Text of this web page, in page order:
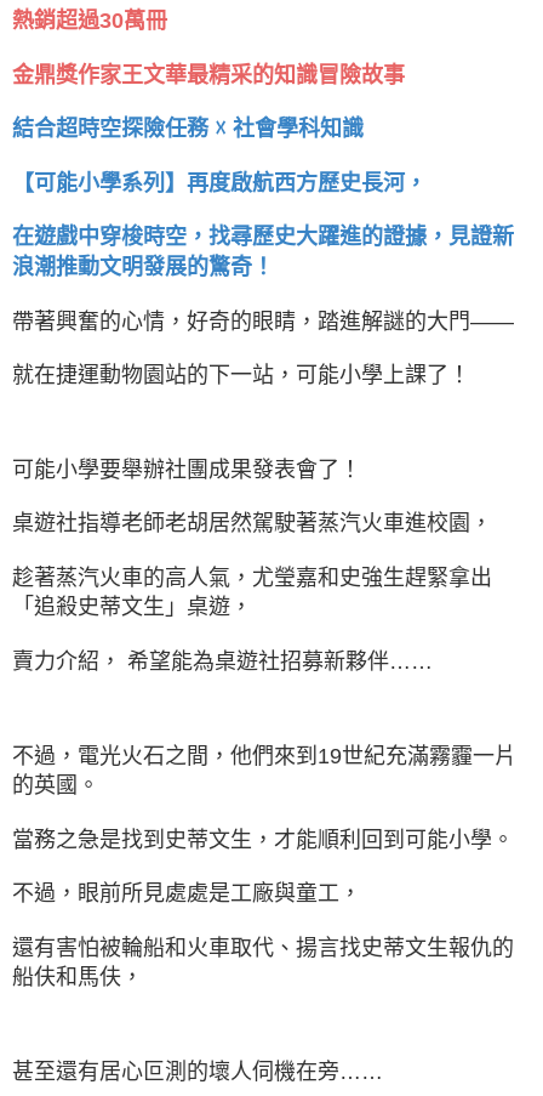
熱銷超過30萬冊
金鼎獎作家王文華最精采的知識冒險故事
結合超時空探險任務 ☓ 社會學科知識
【可能小學系列】再度啟航西方歷史長河，
在遊戲中穿梭時空，找尋歷史大躍進的證據，見證新
浪潮推動文明發展的驚奇！
帶著興奮的心情，好奇的眼睛，踏進解謎的大門——
就在捷運動物園站的下一站，可能小學上課了！
可能小學要舉辦社團成果發表會了！
桌遊社指導老師老胡居然駕駛著蒸汽火車進校園，
趁著蒸汽火車的高人氣，尤瑩嘉和史強生趕緊拿出
「追殺史蒂文生」桌遊，
賣力介紹， 希望能為桌遊社招募新夥伴……
不過，電光火石之間，他們來到19世紀充滿霧霾一片
的英國。
當務之急是找到史蒂文生，才能順利回到可能小學。
不過，眼前所見處處是工廠與童工，
還有害怕被輪船和火車取代、揚言找史蒂文生報仇的
船伕和馬伕，
甚至還有居心叵測的壞人伺機在旁……